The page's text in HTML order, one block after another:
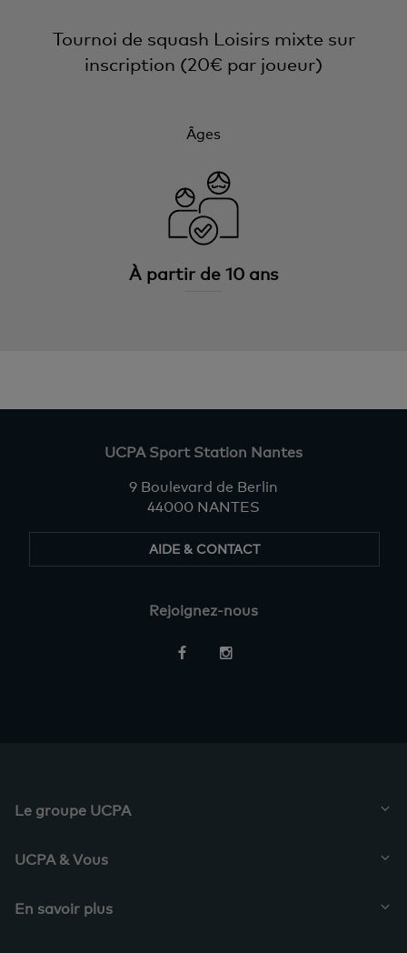
Tournoi de squash Loisirs mixte sur
inscription (20€ par joueur)
Âges
À partir de 10 ans
UCPA Sport Station Nantes
9 Boulevard de Berlin
44000 NANTES
AIDE & CONTACT
Rejoignez-nous
Le groupe UCPA
UCPA & Vous
En savoir plus